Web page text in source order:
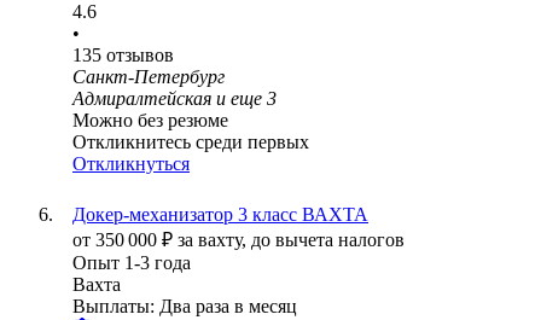
4.6
•
135 отзывов
Санкт-Петербург
Адмиралтейская и еще 3
Можно без резюме
Откликнитесь среди первых
Откликнуться
Докер-механизатор 3 класс ВАХТА
от 350 000 ₽ за вахту, до вычета налогов
Опыт 1-3 года
Вахта
Выплаты: Два раза в месяц